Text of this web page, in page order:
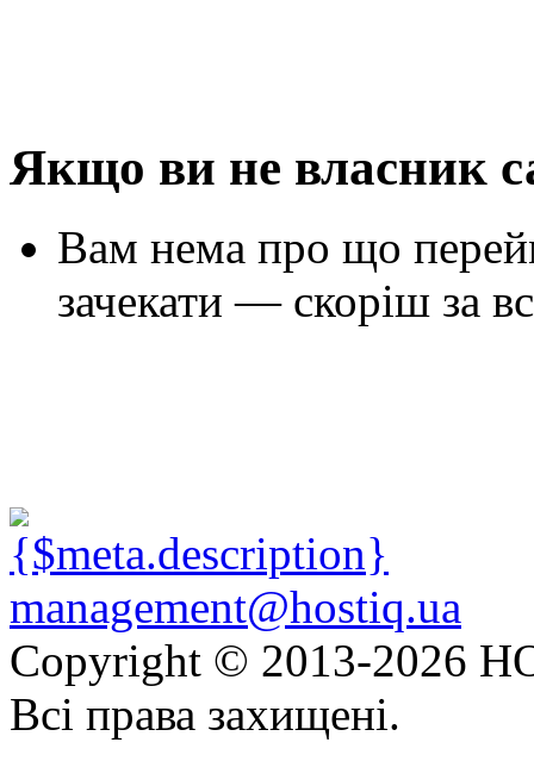
Якщо ви не власник
Вам нема про що
зачекати — скоріш за
management@hostiq.ua
Copyright © 2013-2026
Всі права захищені.